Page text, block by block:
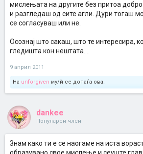
мислењата на другите без притоа
и разгледаш од сите агли. Дури тогаш
се согласуваш или не.
Осознај што сакаш, што те интересира,
гледишта кон нештата....
9 април 2011
На unforgiven му/ѝ се допаѓа ова.
dankee
Популарен член
Знам како ти е се наогаме на иста